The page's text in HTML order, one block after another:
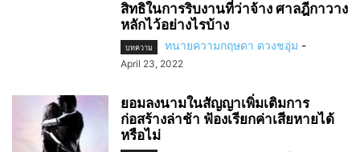
สิทธิในการริบงานที่ว่าจ้าง ศาลฎีกาวาง
หลักไว้อย่างไรบ้าง
บทความ ทนายความกฤษดา ดวงชอุ่ม -
April 23, 2022
ยอมลงนามในสัญญาเพิ่มเติมการ
ก่อสร้างล่าช้า ฟ้องเรียกค่าเสียหายได้
หรือไม่